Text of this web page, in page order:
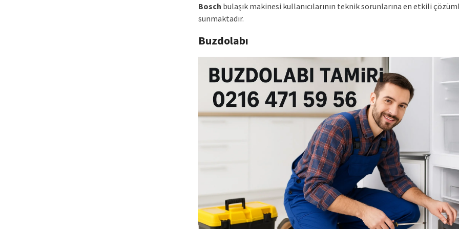
Bosch bulaşık makinesi kullanıcılarının teknik sorunlarına en etkili
sunmaktadır.
Buzdolabı